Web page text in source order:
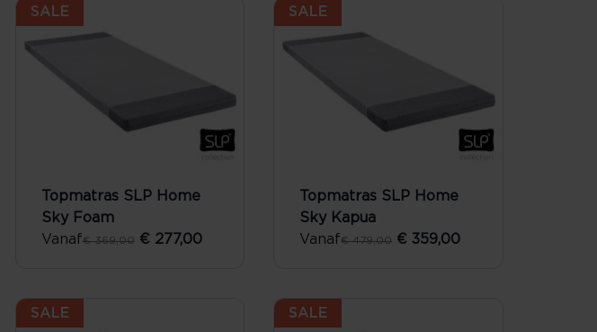
SALE
Topmatras SLP Home
Sky Foam
Vanaf€ 369,00 € 277,00
SALE
Topmatras SLP Home
Sky Kapua
Vanaf€ 479,00 € 359,00
SALE SALE